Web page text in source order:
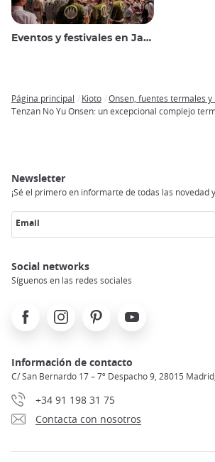
Eventos y festivales en Japón
Breadcrumb
Página principal Kioto
Onsen, fuentes termales y
Tenzan No Yu Onsen: un excepcional complejo
Newsletter
¡Sé el primero en informarte de todas las novedad
Email
Social networks
Síguenos en las redes sociales
FacebookInstagramPinterest Youtube
Información de contacto
C/ San Bernardo 17 – 7º Despacho 9, 28015
+34 91 198 31 75
Contacta con nosotros